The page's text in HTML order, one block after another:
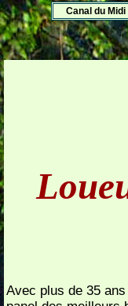
Canal du Midi
Avec plus de 35